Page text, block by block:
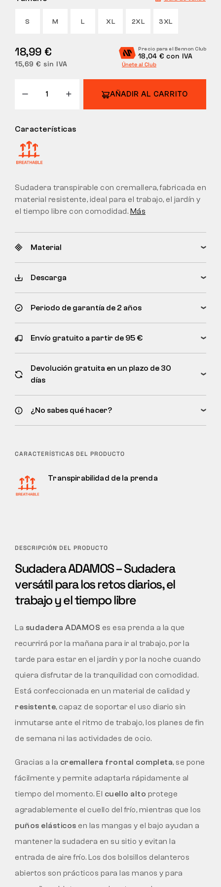
S M L XL 2XL 3XL
18,99 €
15,69 € sin IVA
Precio para el Bennon Club
18,04 € con IVA
Únete al Club
AÑADIR AL CARRITO
Características
Sudadera transpirable con cremallera, fabricada en
material resistente, ideal para el trabajo, el jardín y
el tiempo libre con comodidad. Más
Material
Descarga
Periodo de garantía de 2 años
Envío gratuito a partir de 95 €
Devolución gratuita en un plazo de 30
días
¿No sabes qué hacer?
CARACTERÍSTICAS DEL PRODUCTO
Transpirabilidad de la prenda
DESCRIPCIÓN DEL PRODUCTO
Sudadera ADAMOS – Sudadera
versátil para los retos diarios, el
trabajo y el tiempo libre
La sudadera ADAMOS es esa prenda a la que
recurrirá por la mañana para ir al trabajo, por la
tarde para estar en el jardín y por la noche cuando
quiera disfrutar de la tranquilidad con comodidad.
Está confeccionada en un material de calidad y
resistente, capaz de soportar el uso diario sin
inmutarse ante el ritmo de trabajo, los planes de fin
de semana ni las actividades de ocio.
Gracias a la cremallera frontal completa, se pone
fácilmente y permite adaptarla rápidamente al
tiempo del momento. El cuello alto protege
agradablemente el cuello del frío, mientras que los
puños elásticos en las mangas y el bajo ayudan a
mantener la sudadera en su sitio y evitan la
entrada de aire frío. Los dos bolsillos delanteros
abiertos son prácticos para las manos y para